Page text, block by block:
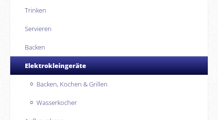
Trinken
Servieren
Backen
Elektrokleingeräte
Backen, Kochen & Grillen
Wasserkocher